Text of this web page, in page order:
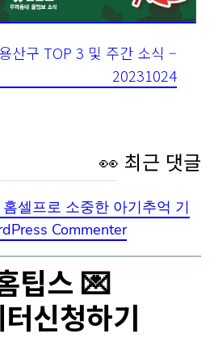
산구 TOP 3 및 주간 소식 –
20231024
👀 최근 댓글
셀프로 소중한 아기추억 기
Commenter
팁스 💌
신청하기